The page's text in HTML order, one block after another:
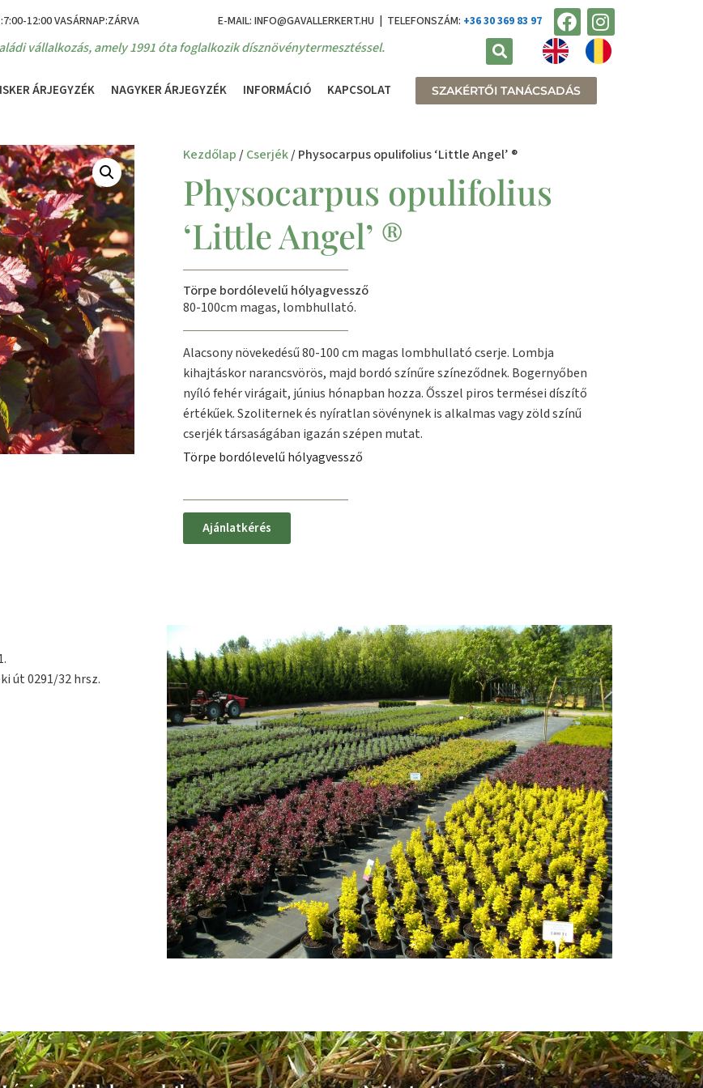
12:00 VASÁRNAP:ZÁRVA E-MAIL: INFO@GAVALLERKERT.HU | TELEFONSZÁM: +36 30 369 83 97
vállalkozás, amely 1991 óta foglalkozik dísznövénytermesztéssel.
ÁRJEGYZÉK NAGYKER ÁRJEGYZÉK INFORMÁCIÓ KAPCSOLAT SZAKÉRTŐI TANÁCSADÁS
Kezdőlap /Cserjék/ Physocarpus opulifolius ‘Little Angel’ ®
Physocarpus opulifolius
‘Little Angel’ ®
Törpe bordólevelű hólyagvessző
80-100cm magas, lombhullató.
Alacsony növekedésű 80-100 cm magas lombhullató cserje. Lombja
kihajtáskor narancsvörös, majd bordó színűre színeződnek. Bogernyőben
nyíló fehér virágait, június hónapban hozza. Ősszel piros termései díszítő
értékűek. Szoliternek és nyíratlan sövénynek is alkalmas vagy zöld színű
cserjék társaságában igazán szépen mutat.
Törpe bordólevelű hólyagvessző
Ajánlatkérés
út 0291/32 hrsz.